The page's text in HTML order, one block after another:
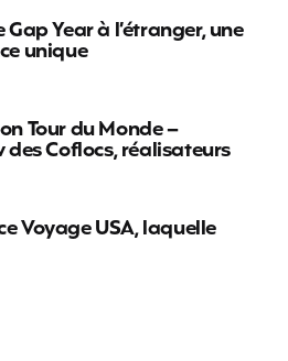
Gap Year à l’étranger, une
unique
Tour du Monde –
des Coflocs, réalisateurs
Voyage USA, laquelle